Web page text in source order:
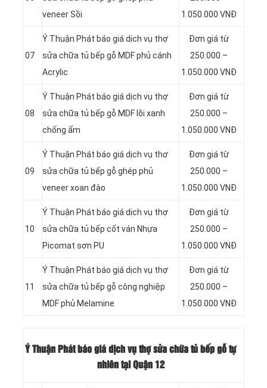
veneer Sồi
1.050.000 VNĐ
07
Ý Thuận Phát báo giá dịch vụ thợ
sửa chữa tủ bếp gỗ MDF phủ cánh
Acrylic
Đơn giá từ
250.000 –
1.050.000 VNĐ
08
Ý Thuận Phát báo giá dịch vụ thợ
sửa chữa tủ bếp gỗ MDF lõi xanh
chống ẩm
Đơn giá từ
250.000 –
1.050.000 VNĐ
09
Ý Thuận Phát báo giá dịch vụ thợ
sửa chữa tủ bếp gỗ ghép phủ
veneer xoan đào
Đơn giá từ
250.000 –
1.050.000 VNĐ
10
Ý Thuận Phát báo giá dịch vụ thợ
sửa chữa tủ bếp cốt ván Nhựa
Picomat sơn PU
Đơn giá từ
250.000 –
1.050.000 VNĐ
11
Ý Thuận Phát báo giá dịch vụ thợ
sửa chữa tủ bếp gỗ công nghiệp
MDF phủ Melamine
Đơn giá từ
250.000 –
1.050.000 VNĐ
Ý Thuận Phát báo giá dịch vụ thợ sửa chữa tủ bếp gỗ tự
nhiên tại Quận 12